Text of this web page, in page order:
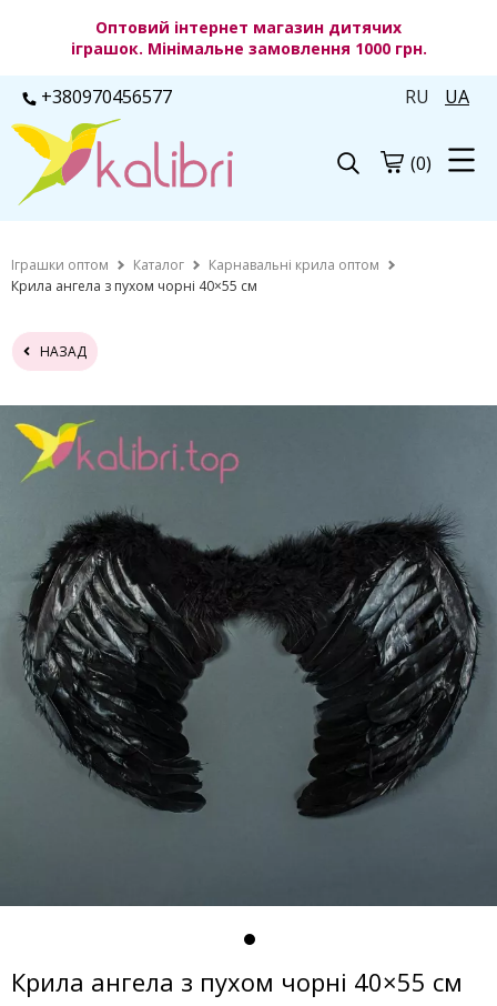
Оптовий інтернет магазин дитячих
іграшок. Мінімальне замовлення 1000 грн.
+380970456577 RU UA
(0)
Іграшки оптом Каталог
Карнавальні крила оптом
Крила ангела з пухом чорні 40×55 см
НАЗАД
Крила ангела з пухом чорні 40×55 см